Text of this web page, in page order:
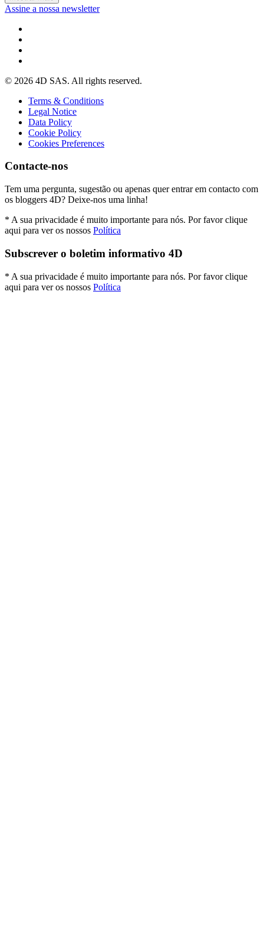
Assine a nossa newsletter
© 2026 4D SAS. All rights reserved.
Terms & Conditions
Legal Notice
Data Policy
Cookie Policy
Cookies Preferences
Contacte-nos
Tem uma pergunta, sugestão ou apenas quer entrar em contacto com
os bloggers 4D? Deixe-nos uma linha!
* A sua privacidade é muito importante para nós. Por favor clique
aqui para ver os nossos Política
Subscrever o boletim informativo 4D
* A sua privacidade é muito importante para nós. Por favor clique
aqui para ver os nossos Política